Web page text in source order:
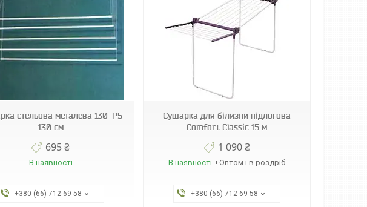
стельова металева 130-P5
130 см
695 ₴
В наявності
+380 (66) 712-69-58
Сушарка для білизни підлогова
Comfort Classic 15 м
1 090 ₴
В наявності Оптом і в роздріб
+380 (66) 712-69-58